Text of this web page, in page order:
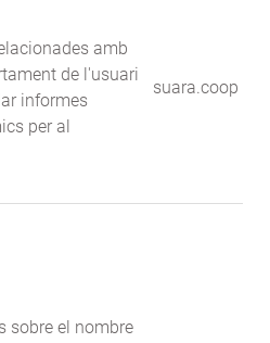
amb
de l'usuari
informes
per al
suara.coop
sobre el nombre